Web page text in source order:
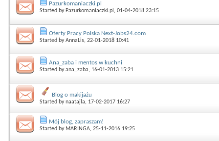
Pazurkomaniaczki.pl
Started by Pazurkomaniaczki.pl , 01-04-2018 23:15
Oferty Pracy Polska Next-Jobs24.com
Started byAnnaLis, 22-01-2018 10:41
Ana_zaba i mentos w kuchni
Started byana_zaba, 16-01-2013 15:21
Blog o makijażu
Started bynaatajla, 17-02-2017 16:27
Mój blog, zapraszam!
Started by MARINGA, 25-11-2016 19:25